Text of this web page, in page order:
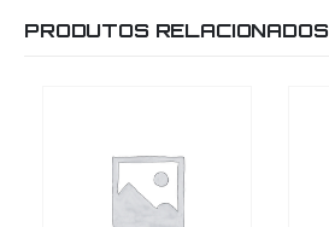
PRODUTOS RELACIONADOS